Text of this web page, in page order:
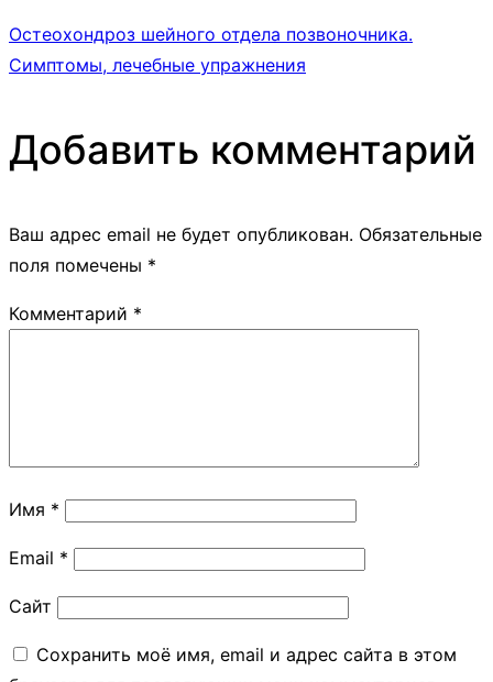
Остеохондроз шейного отдела позвоночника.
Симптомы, лечебные упражнения
Добавить комментарий
Ваш адрес email не будет опубликован. Обязательные
поля помечены *
Комментарий *
Имя *
Email *
Сайт
Сохранить моё имя, email и адрес сайта в этом